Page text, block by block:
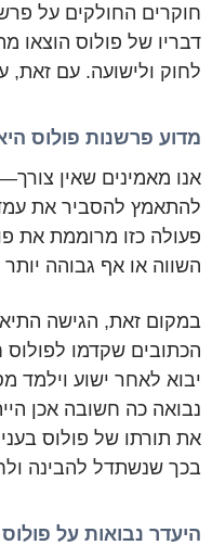
חוקרים החולקים על
דבריו של פולוס הוצאו
לחוק ולישועה. עם זאת,
מדוע פרשנות פולוס
אנו מאמינים שאין
להתאמץ להסביר את
פעולה כזו מרוממת את
השווה או אף גבוהה
במקום זאת, הגישה
הכתובים שקדמו לפולוס
יבוא לאחר ישוע וילמד
נבואה כה חשובה אכן
את תורתו של פולוס
בכך שנשתדל להבינה
היעדר נבואות על פולוס